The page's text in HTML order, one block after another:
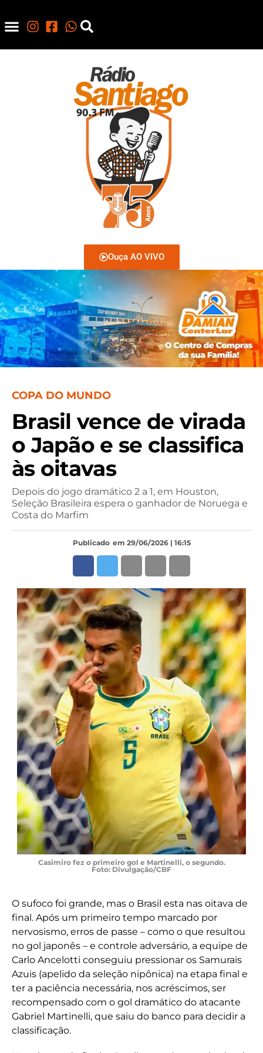
Ouça AO VIVO
COPA DO MUNDO
Brasil vence de virada
o Japão e se classifica
às oitavas
Depois do jogo dramático 2 a 1, em Houston,
Seleção Brasileira espera o ganhador de Noruega e
Costa do Marfim
Publicado em 29/06/2026 | 16:15
Casimiro fez o primeiro gol e Martinelli, o segundo.
Foto: Divulgação/CBF
O sufoco foi grande, mas o Brasil esta nas oitava de
final. Após um primeiro tempo marcado por
nervosismo, erros de passe – como o que resultou
no gol japonês – e controle adversário, a equipe de
Carlo Ancelotti conseguiu pressionar os Samurais
Azuis (apelido da seleção nipônica) na etapa final e
ter a paciência necessária, nos acréscimos, ser
recompensado com o gol dramático do atacante
Gabriel Martinelli, que saiu do banco para decidir a
classificação.